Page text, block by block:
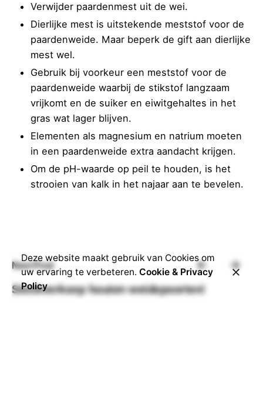
Verwijder paardenmest uit de wei.
Dierlijke mest is uitstekende meststof voor de
paardenweide. Maar beperk de gift aan dierlijke
mest wel.
Gebruik bij voorkeur een meststof voor de
paardenweide waarbij de stikstof langzaam
vrijkomt en de suiker en eiwitgehaltes in het
gras wat lager blijven.
Elementen als magnesium en natrium moeten
in een paardenweide extra aandacht krijgen.
Om de pH-waarde op peil te houden, is het
strooien van kalk in het najaar aan te bevelen.
Next Post
Stockverkoop houten weidepoorten!
Deze website maakt gebruik van Cookies om
uw ervaring te verbeteren. Cookie & Privacy
Policy